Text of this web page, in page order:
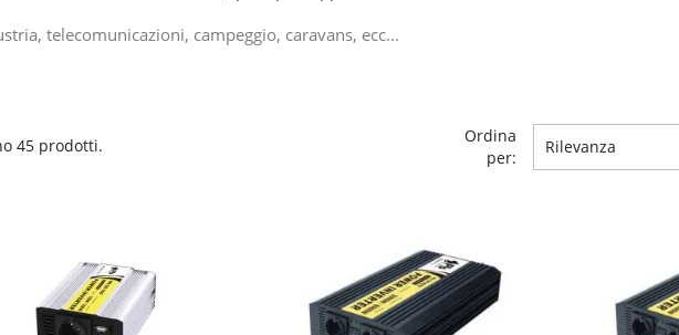
telecomunicazioni, campeggio, caravans, ecc...
45 prodotti.
Ordina
per:
Rilevanza